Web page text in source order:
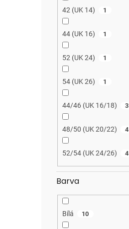
42 (UK 14) 1
44 (UK 16) 1
52 (UK 24) 1
54 (UK 26) 1
44/46 (UK 16/18) 3
48/50 (UK 20/22) 4
52/54 (UK 24/26) 4
Barva
Bílá 10